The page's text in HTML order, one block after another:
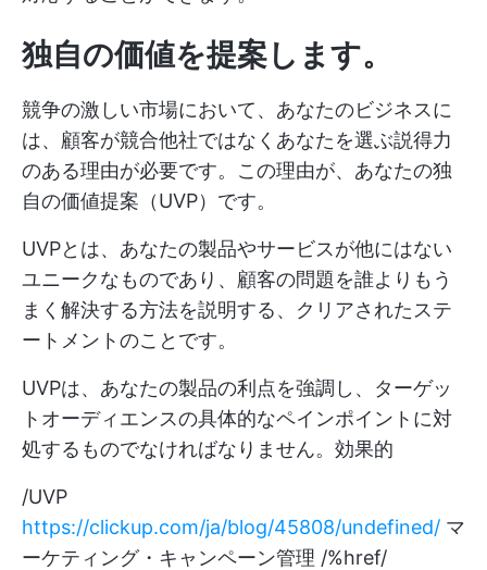
独自の価値を提案します。
競争の激しい市場において、あなたのビジネスに
は、顧客が競合他社ではなくあなたを選ぶ説得力
のある理由が必要です。この理由が、あなたの独
自の価値提案（UVP）です。
UVPとは、あなたの製品やサービスが他にはない
ユニークなものであり、顧客の問題を誰よりもう
まく解決する方法を説明する、クリアされたステ
ートメントのことです。
UVPは、あなたの製品の利点を強調し、ターゲッ
トオーディエンスの具体的なペインポイントに対
処するものでなければなりません。効果的
/UVP
https://clickup.com/ja/blog/45808/undefined/ マ
ーケティング・キャンペーン管理 /%href/